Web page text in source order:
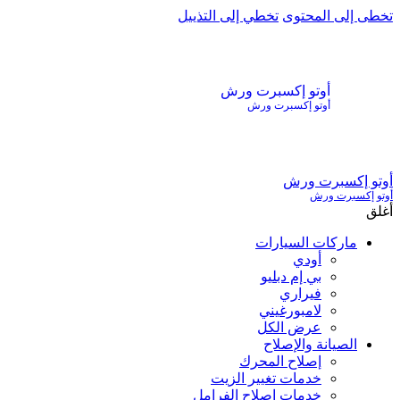
تخطى إلى المحتوى تخطي إلى التذييل
أوتو إكسبرت ورش
أوتو إكسبرت ورش
أوتو إكسبرت ورش
أوتو إكسبرت ورش
أغلق
ماركات السيارات
أودي
بي إم دبليو
فيراري
لامبورغيني
عرض الكل
الصيانة والإصلاح
إصلاح المحرك
خدمات تغيير الزيت
خدمات إصلاح الفرامل